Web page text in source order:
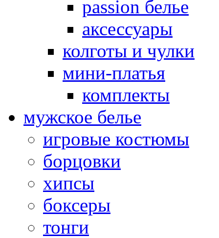
passion белье
аксессуары
колготы и чулки
мини-платья
комплекты
мужское белье
игровые костюмы
борцовки
хипсы
боксеры
тонги